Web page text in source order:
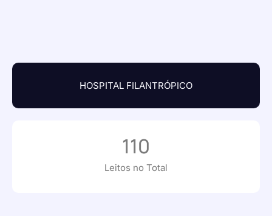
HOSPITAL FILANTRÓPICO
Leitos no Total
110